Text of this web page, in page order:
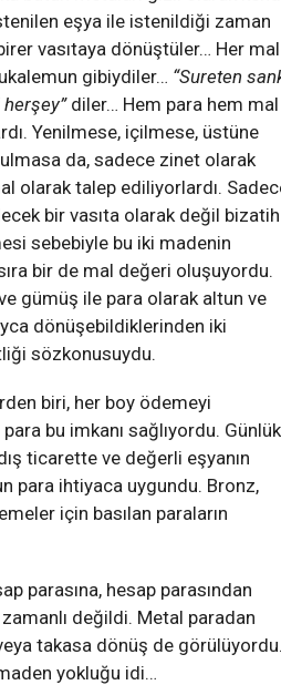
eşya ile istenildiği zaman
vasıtaya dönüştüler… Her
gibiydiler… “Sureten
diler… Hem para hem mal
Yenilmese, içilmese, üstüne
da, sadece zinet olarak
olarak talep ediliyorlardı.
bir vasıta olarak değil
sebebiyle bu iki madenin
bir de mal değeri oluşuyordu.
gümüş ile para olarak altun ve
dönüşebildiklerinden iki
sözkonusuydu.
biri, her boy ödemeyi
bu imkanı sağlıyordu. Günlük
ticarette ve değerli eşyanın
para ihtiyaca uygundu. Bronz,
için basılan paraların
parasına, hesap parasından
değildi. Metal paradan
takasa dönüş de
yokluğu idi…